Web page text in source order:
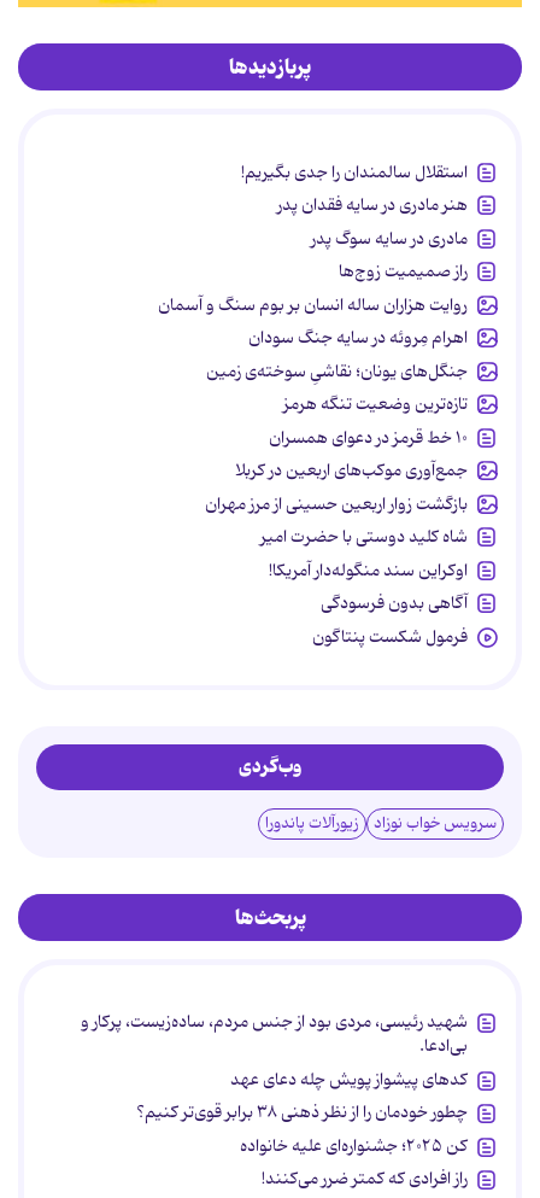
پربازدیدها
استقلال سالمندان را جدی بگیریم!
هنر مادری در سایه‌ فقدان پدر
مادری در سایه سوگ پدر
راز صمیمیت زوج‌ها
روایت هزاران ساله انسان بر بوم سنگ و آسمان
اهرام مِروئه در سایه جنگ سودان
جنگل‌های یونان؛ نقاشیِ سوخته‌ی زمین
تازه‌ترین وضعیت تنگه هرمز
۱۰ خط قرمز در دعوای همسران
جمع‌آوری موکب‌های اربعین در کربلا
بازگشت زوار اربعین حسینی از مرز مهران
شاه کلید دوستی با حضرت امیر
اوکراین سند منگوله‌دار آمریکا!
آگاهی بدون فرسودگی
فرمول شکست پنتاگون
وب‌گردی
سرویس خواب نوزاد زیورآلات پاندورا
پربحث‌ها
شهید رئیسی، مردی بود از جنس مردم، ساده‌زیست، پرکار و
بی‌ادعا.
کدهای پیشواز پویش چله دعای عهد
چطور خودمان را از نظر ذهنی ۳۸ برابر قوی‌تر کنیم؟
کن ۲۰۲۵؛ جشنواره‌ای علیه خانواده
راز افرادی که کمتر ضرر می‌کنند!